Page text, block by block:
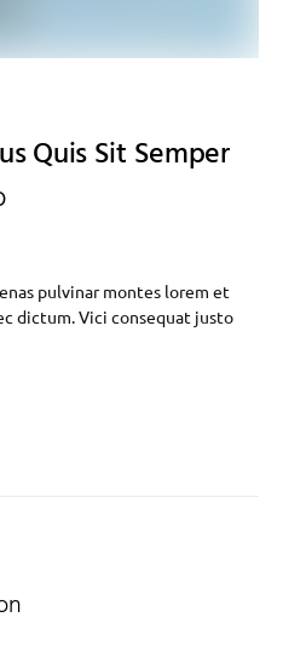
Quis Sit Semper
pulvinar montes lorem et
dictum. Vici consequat justo